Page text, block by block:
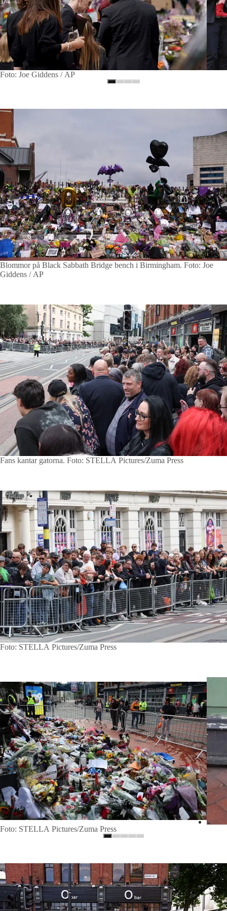
Foto: Joe Giddens / AP
Blommor på Black Sabbath Bridge bench i Birmingham. Foto: Joe
Giddens / AP
Fans kantar gatorna. Foto: STELLA Pictures/Zuma Press
Foto: STELLA Pictures/Zuma Press
1/5
Foto: STELLA Pictures/Zuma Press
Foto:
Foto: STELLA Pictures/Zuma Press